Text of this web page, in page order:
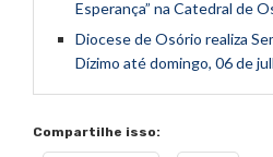
Esperança” na Catedral de
Diocese de Osório realiza
Dízimo até domingo, 06 de
Compartilhe isso: